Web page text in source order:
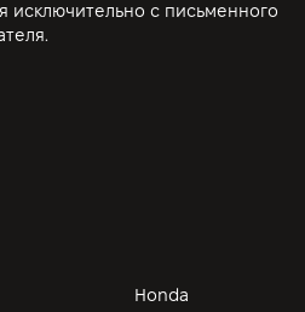
исключительно с письменного
Honda